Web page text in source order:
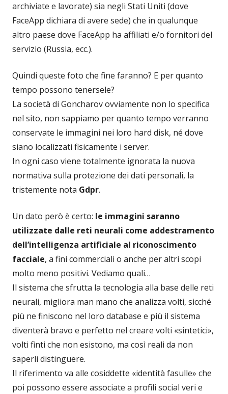
archiviate e lavorate) sia negli Stati Uniti (dove
FaceApp dichiara di avere sede) che in qualunque
altro paese dove FaceApp ha affiliati e/o fornitori del
servizio (Russia, ecc.).
Quindi queste foto che fine faranno? E per quanto
tempo possono tenersele?
La società di Goncharov ovviamente non lo specifica
nel sito, non sappiamo per quanto tempo verranno
conservate le immagini nei loro hard disk, né dove
siano localizzati fisicamente i server.
In ogni caso viene totalmente ignorata la nuova
normativa sulla protezione dei dati personali, la
tristemente nota Gdpr.
Un dato però è certo: le immagini saranno
utilizzate dalle reti neurali come addestramento
dell’intelligenza artificiale al riconoscimento
facciale, a fini commerciali o anche per altri scopi
molto meno positivi. Vediamo quali…
Il sistema che sfrutta la tecnologia alla base delle reti
neurali, migliora man mano che analizza volti, sicché
più ne finiscono nel loro database e più il sistema
diventerà bravo e perfetto nel creare volti «sintetici»,
volti finti che non esistono, ma così reali da non
saperli distinguere.
Il riferimento va alle cosiddette «identità fasulle» che
poi possono essere associate a profili social veri e